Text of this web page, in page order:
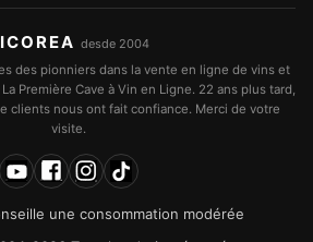
desde 2004
des pionniers dans la vente en ligne de vins et
Première Cave à Vin en Ligne. 22 ans plus tard,
clients nous ont fait confiance. Merci de votre
visite.
une consommation modérée